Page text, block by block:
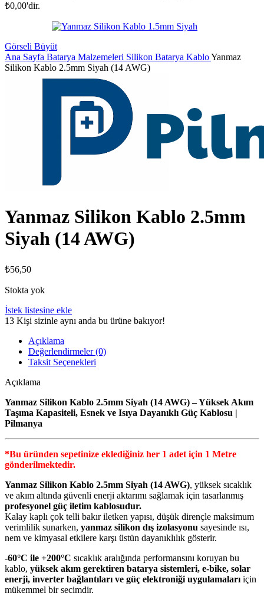
₺0,00'dir.
Görseli Büyüt
Ana Sayfa Batarya Malzemeleri Silikon Batarya KabloYanmaz
Silikon Kablo 2.5mm Siyah (14 AWG)
Yanmaz Silikon Kablo 2.5mm
Siyah (14 AWG)
₺56,50
Stokta yok
İstek listesine ekle
13 Kişi sizinle aynı anda bu ürüne bakıyor!
Açıklama
Değerlendirmeler (0)
Taksit Seçenekleri
Açıklama
Yanmaz Silikon Kablo 2.5mm Siyah (14 AWG) – Yüksek Akım
Taşıma Kapasiteli, Esnek ve Isıya Dayanıklı Güç Kablosu |
Pilmanya
*Bu üründen sepetinize eklediğiniz her 1 adet için 1 Metre
gönderilmektedir.
Yanmaz Silikon Kablo 2.5mm Siyah (14 AWG), yüksek sıcaklık
ve akım altında güvenli enerji aktarımı sağlamak için tasarlanmış
profesyonel güç iletim kablosudur.
Kalay kaplı çok telli bakır iletken yapısı, düşük dirençle maksimum
verimlilik sunarken, yanmaz silikon dış izolasyonu sayesinde ısı,
nem ve kimyasal etkilere karşı üstün dayanıklılık gösterir.
-60°C ile +200°C sıcaklık aralığında performansını koruyan bu
kablo, yüksek akım gerektiren batarya sistemleri, e-bike, solar
enerji, inverter bağlantıları ve güç elektroniği uygulamaları için
mükemmel bir seçimdir.